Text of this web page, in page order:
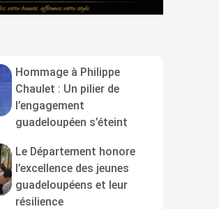
Hommage à Philippe
Chaulet : Un pilier de
l’engagement
guadeloupéen s’éteint
Le Département honore
l’excellence des jeunes
guadeloupéens et leur
résilience